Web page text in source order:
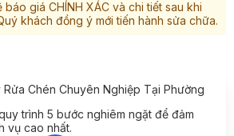
báo giá CHÍNH XÁC và chi tiết sau khi
khách đồng ý mới tiến hành sửa chữa.
Chén Chuyên Nghiệp Tại Phường
trình 5 bước nghiêm ngặt để đảm
vụ cao nhất.